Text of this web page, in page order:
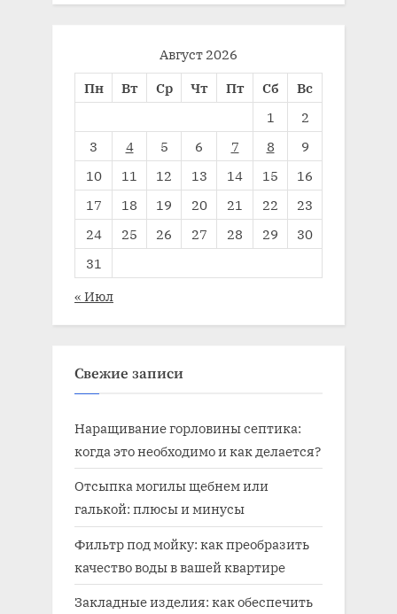
Август 2026
Пн
Вт Ср Чт Пт Сб
Вс
1
2
3
4 5 6 7 8
9
10
11 12 13 14 15
16
17
18 19 20 21 22
23
24
25 26 27 28 29
30
31
« Июл
Свежие записи
Наращивание горловины септика:
когда это необходимо и как делается?
Отсыпка могилы щебнем или
галькой: плюсы и минусы
Фильтр под мойку: как преобразить
качество воды в вашей квартире
Закладные изделия: как обеспечить